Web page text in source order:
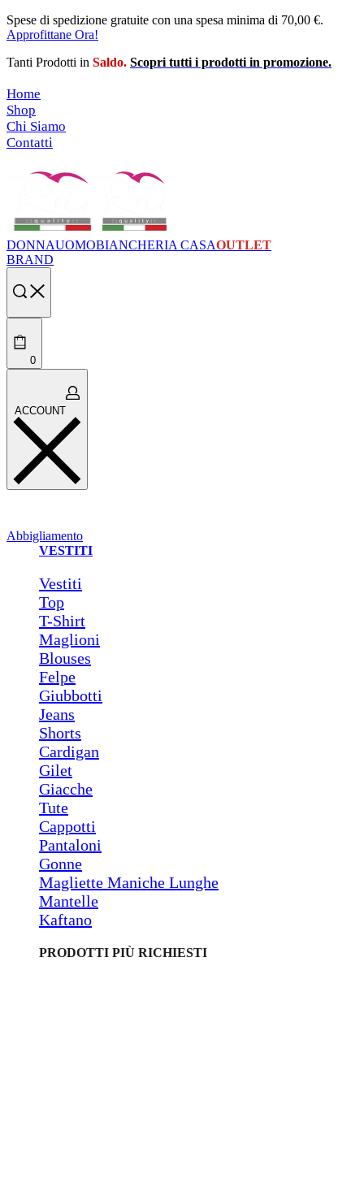
Skip
to
Spese di spedizione gratuite con una spesa minima di 70,00 €.
Approfittane Ora!
Tanti Prodotti in Saldo. Scopri tutti i prodotti in promozione.
Home
Shop
Chi Siamo
Contatti
DONNAUOMOBIANCHERIA CASAOUTLET
BRAND
Search
0
Open
ACCOUNT
Abbigliamento
VESTITI
Vestiti
Top
T-Shirt
Maglioni
Blouses
Felpe
Giubbotti
Jeans
Shorts
Cardigan
Gilet
Giacche
Tute
Cappotti
Pantaloni
Gonne
Magliette Maniche Lunghe
Mantelle
Kaftano
PRODOTTI PIÙ RICHIESTI